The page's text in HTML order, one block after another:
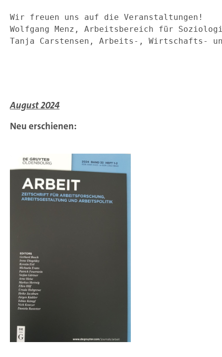
Wir freuen uns auf die Veranstaltungen!
Wolfgang Menz, Arbeitsbereich für
Tanja Carstensen, Arbeits-, Wirtschafts-
August 2024
Neu erschienen: